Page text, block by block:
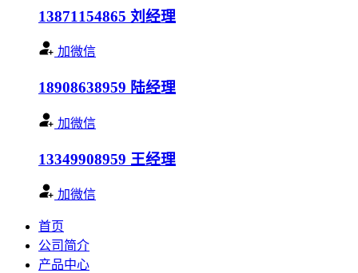
13871154865 刘经理
加微信
18908638959 陆经理
加微信
13349908959 王经理
加微信
首页
公司简介
产品中心